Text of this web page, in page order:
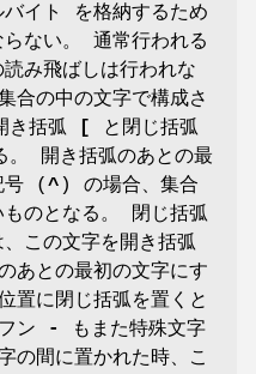
イト を格納するため
ない。 通常行われる
み飛ばしは行われな
合の中の文字で構成さ
き括弧
[
と閉じ括弧
。 開き括弧のあとの最
号 ( ^ ) の場合、集合
ものとなる。 閉じ括弧
この文字を開き括弧
あとの最初の文字にす
置に閉じ括弧を置くと
ン
-
もまた特殊文字
の間に置かれた時、こ